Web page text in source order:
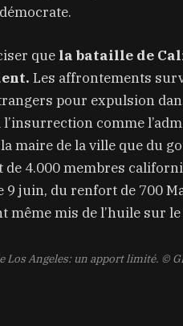
que la bataille de
Les affrontements
pour expulsion
l’insurrection comme
maire de la ville que du
4.000 membres
9 juin, du renfort de 700
mis de l’huile sur le
Los Angeles: un apport limité. ©